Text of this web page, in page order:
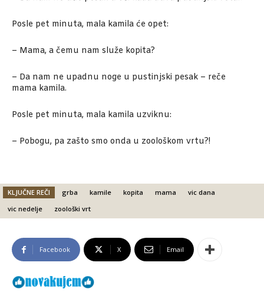
Posle pet minuta, mala kamila će opet:
– Mama, a čemu nam služe kopita?
– Da nam ne upadnu noge u pustinjski pesak – reče
mama kamila.
Posle pet minuta, mala kamila uzviknu:
– Pobogu, pa zašto smo onda u zoološkom vrtu?!
KLJUČNE REČI grba kamile kopita mama
vic dana
vic nedelje
zoološki vrt
Facebook X Email